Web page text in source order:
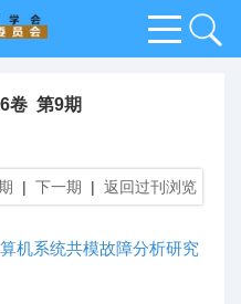
卷 第9期
| 下一期 | 返回过刊浏览
机系统共模故障分析研究